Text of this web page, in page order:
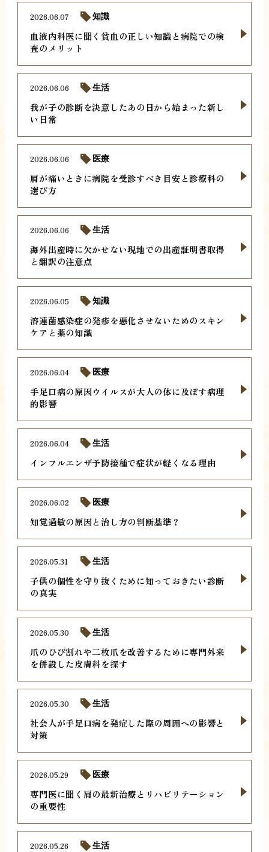
血液内科医に聞く貧血の正しい知識と病院での検
査のメリット
2026.06.07 知識
我が子の診断を決意したあの日から始まった新し
い日常
2026.06.06 生活
肩が痛いときに病院を受診すべき目安と診療科の
選び方
2026.06.06 医療
海外出産時に欠かせない現地での出産証明書取得
と翻訳の注意点
2026.06.06 生活
溶連菌感染症の発疹を悪化させないためのスキン
ケアと薬の知識
2026.06.05 知識
手足口病の原因ウイルスが大人の体に及ぼす病理
的影響
2026.06.04 医療
インフルエンザ予防接種で症状が軽くなる理由
2026.06.04 生活
知覚過敏の原因と治し方の判断基準？
2026.06.02 医療
子供の個性を守り抜くために知っておきたい診断
の真実
2026.05.31 生活
爪のひび割れや二枚爪を改善するために専門外来
を併設した皮膚科を探す
2026.05.30 生活
社会人が手足口病を発症した際の周囲への影響と
対策
2026.05.30 生活
専門医に聞く肩の最新治療とリハビリテーション
の重要性
2026.05.29 医療
2026.05.26 生活